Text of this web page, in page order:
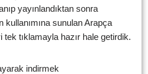
yayınlandıktan sonra
sunulan Arapça
tek tıklamayla hazır hale getirdik.
indirmek